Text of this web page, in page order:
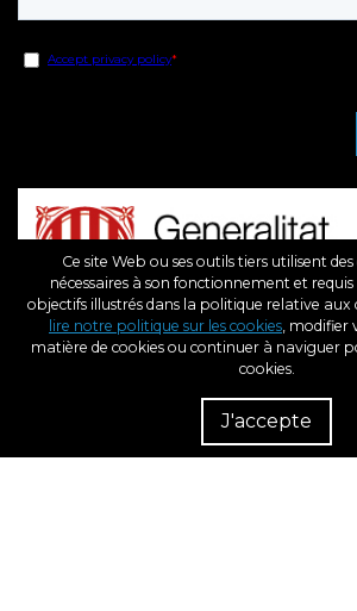
Fonds Européen de Développement
Une Manière de Faire L’Europe
Ce site Web ou ses outils tiers utilisent
nécessaires à son fonctionnement et
objectifs illustrés dans la politique relative aux
lire notre politique sur les cookies, modifier
matière de cookies ou continuer à naviguer
cookies.
J'accepte